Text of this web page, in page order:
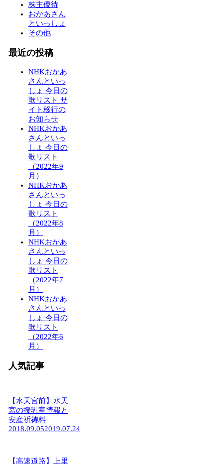
株主優待
おかあさん
といっしょ
その他
最近の投稿
NHKおかあ
さんといっ
しょ 今日の
歌リスト サ
イト移行の
お知らせ
NHKおかあ
さんといっ
しょ 今日の
歌リスト
（2022年9
月）
NHKおかあ
さんといっ
しょ 今日の
歌リスト
（2022年8
月）
NHKおかあ
さんといっ
しょ 今日の
歌リスト
（2022年7
月）
NHKおかあ
さんといっ
しょ 今日の
歌リスト
（2022年6
月）
人気記事
【水天宮前】水天
宮の授乳室情報と
安産祈祷料
2018.09.052019.07.24
【高速道路】上里